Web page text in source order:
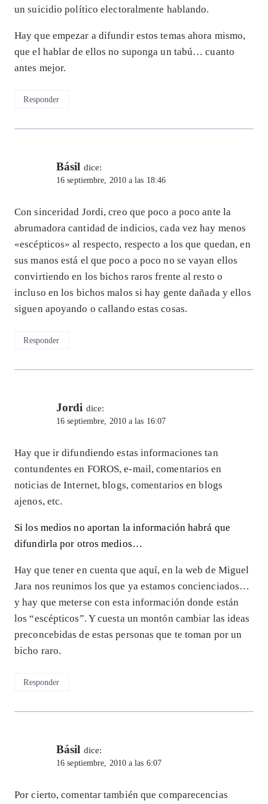
un suicidio político electoralmente hablando.
Hay que empezar a difundir estos temas ahora mismo,
que el hablar de ellos no suponga un tabú… cuanto
antes mejor.
Responder
Básil dice:
16 septiembre, 2010 a las 18:46
Con sinceridad Jordi, creo que poco a poco ante la
abrumadora cantidad de indicios, cada vez hay menos
«escépticos» al respecto, respecto a los que quedan, en
sus manos está el que poco a poco no se vayan ellos
convirtiendo en los bichos raros frente al resto o
incluso en los bichos malos si hay gente dañada y ellos
siguen apoyando o callando estas cosas.
Responder
Jordi dice:
16 septiembre, 2010 a las 16:07
Hay que ir difundiendo estas informaciones tan
contundentes en FOROS, e-mail, comentarios en
noticias de Internet, blogs, comentarios en blogs
ajenos, etc.
Si los medios no aportan la información habrá que
difundirla por otros medios…
Hay que tener en cuenta que aquí, en la web de Miguel
Jara nos reunimos los que ya estamos concienciados…
y hay que meterse con esta información donde están
los “escépticos”. Y cuesta un montón cambiar las ideas
preconcebidas de estas personas que te toman por un
bicho raro.
Responder
Básil dice:
16 septiembre, 2010 a las 6:07
Por cierto, comentar también que comparecencias